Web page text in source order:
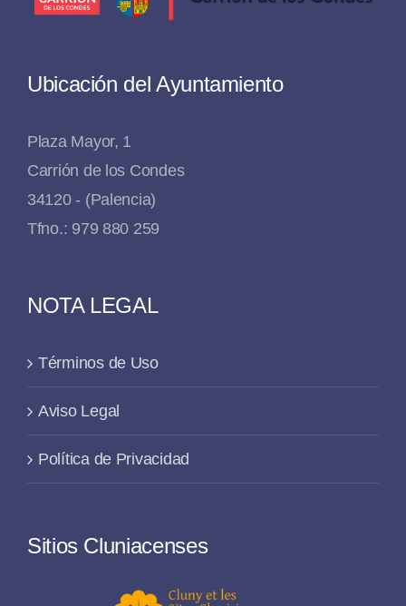
Ubicación del Ayuntamiento
Plaza Mayor, 1
Carrión de los Condes
34120 - (Palencia)
Tfno.: 979 880 259
NOTA LEGAL
Términos de Uso
Aviso Legal
Política de Privacidad
Sitios Cluniacenses